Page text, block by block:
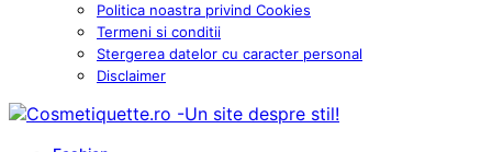
Politica noastra privind Cookies
Termeni si conditii
Stergerea datelor cu caracter personal
Disclaimer